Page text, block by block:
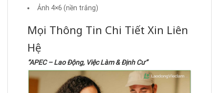
Ảnh 4×6 (nền trắng)
Mọi Thông Tin Chi Tiết Xin Liên
Hệ
“APEC – Lao Động, Việc Làm & Định Cư”